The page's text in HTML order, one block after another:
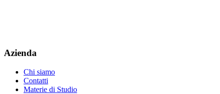
Azienda
Chi siamo
Contatti
Materie di Studio